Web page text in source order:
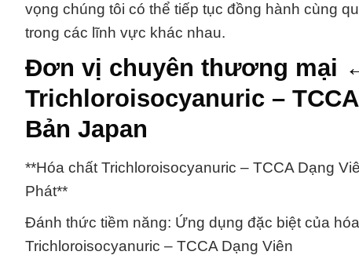
vọng chúng tôi có thể tiếp tục đồng hành cùng
trong các lĩnh vực khác nhau.
Đơn vị chuyên thương mại
Trichloroisocyanuric –
Bản Japan
**Hóa chất Trichloroisocyanuric – TCCA Dạng
Phát**
Đánh thức tiềm năng: Ứng dụng đặc biệt của
Trichloroisocyanuric – TCCA Dạng Viên